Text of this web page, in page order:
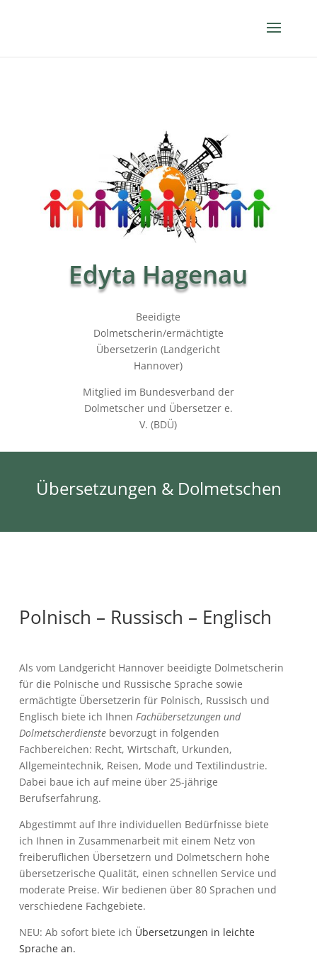
Edyta Hagenau
Beeidigte
Dolmetscherin/ermächtigte
Übersetzerin (Landgericht
Hannover)
Mitglied im Bundesverband der
Dolmetscher und Übersetzer e.
V. (BDÜ)
Übersetzungen & Dolmetschen
Polnisch – Russisch – Englisch
Als vom Landgericht Hannover beeidigte Dolmetscherin
für die Polnische und Russische Sprache sowie
ermächtigte Übersetzerin für Polnisch, Russisch und
Englisch biete ich Ihnen Fachübersetzungen und
Dolmetscherdienste bevorzugt in folgenden
Fachbereichen: Recht, Wirtschaft, Urkunden,
Allgemeintechnik, Reisen, Mode und Textilindustrie.
Dabei baue ich auf meine über 25-jährige
Berufserfahrung.
Abgestimmt auf Ihre individuellen Bedürfnisse biete
ich Ihnen in Zusammenarbeit mit einem Netz von
freiberuflichen Übersetzern und Dolmetschern hohe
übersetzerische Qualität, einen schnellen Service und
moderate Preise. Wir bedienen über 80 Sprachen und
verschiedene Fachgebiete.
NEU: Ab sofort biete ich Übersetzungen in leichte
Sprachean.